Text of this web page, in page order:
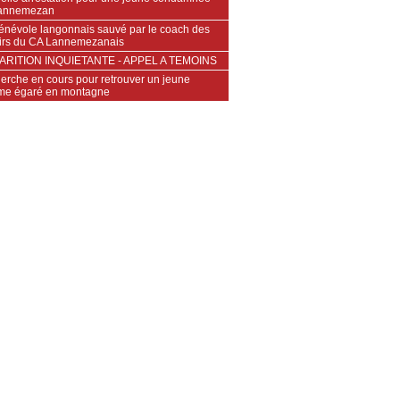
langonnais sauvé par le coach des
du CA Lannemezanais
INQUIETANTE - APPEL A TEMOINS
en cours pour retrouver un jeune
égaré en montagne